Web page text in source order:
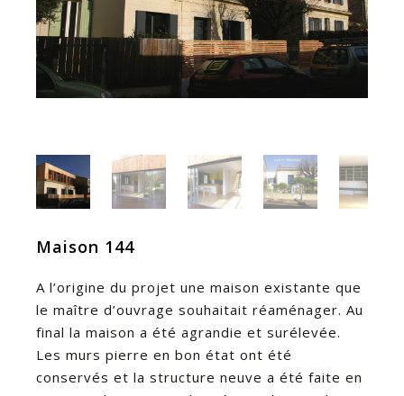
Maison 144
A l’origine du projet une maison existante que
le maître d’ouvrage souhaitait réaménager. Au
final la maison a été agrandie et surélevée.
Les murs pierre en bon état ont été
conservés et la structure neuve a été faite en